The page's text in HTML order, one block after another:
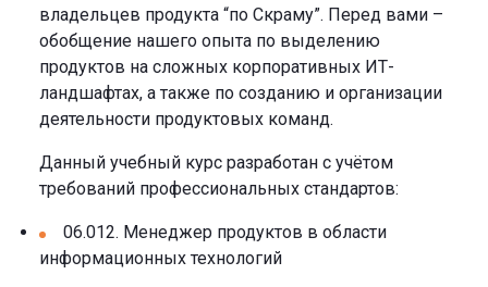
владельцев продукта “по Скраму”. Перед вами –
обобщение нашего опыта по выделению
продуктов на сложных корпоративных ИТ-
ландшафтах, а также по созданию и организации
деятельности продуктовых команд.
Данный учебный курс разработан с учётом
требований профессиональных стандартов:
06.012. Менеджер продуктов в области
информационных технологий